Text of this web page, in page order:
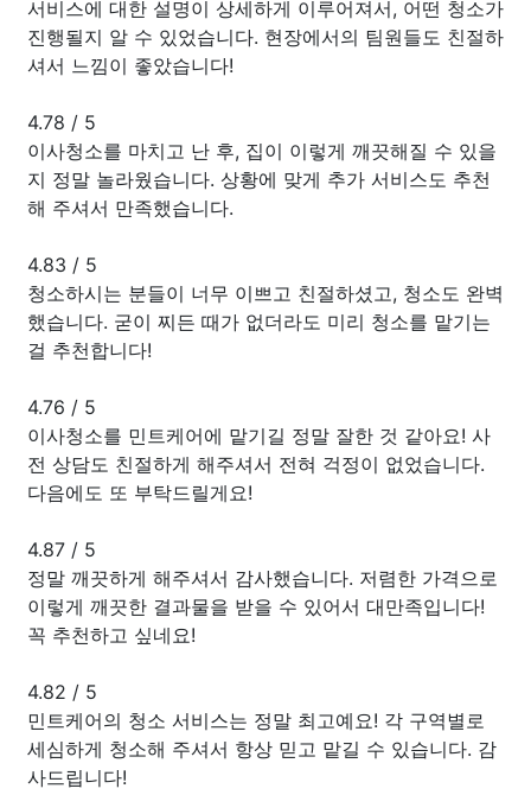
서비스에 대한 설명이 상세하게 이루어져서, 어떤 청소가
진행될지 알 수 있었습니다. 현장에서의 팀원들도 친절하
셔서 느낌이 좋았습니다!
4.78 / 5
이사청소를 마치고 난 후, 집이 이렇게 깨끗해질 수 있을
지 정말 놀라웠습니다. 상황에 맞게 추가 서비스도 추천
해 주셔서 만족했습니다.
4.83 / 5
청소하시는 분들이 너무 이쁘고 친절하셨고, 청소도 완벽
했습니다. 굳이 찌든 때가 없더라도 미리 청소를 맡기는
걸 추천합니다!
4.76 / 5
이사청소를 민트케어에 맡기길 정말 잘한 것 같아요! 사
전 상담도 친절하게 해주셔서 전혀 걱정이 없었습니다.
다음에도 또 부탁드릴게요!
4.87 / 5
정말 깨끗하게 해주셔서 감사했습니다. 저렴한 가격으로
이렇게 깨끗한 결과물을 받을 수 있어서 대만족입니다!
꼭 추천하고 싶네요!
4.82 / 5
민트케어의 청소 서비스는 정말 최고예요! 각 구역별로
세심하게 청소해 주셔서 항상 믿고 맡길 수 있습니다. 감
사드립니다!